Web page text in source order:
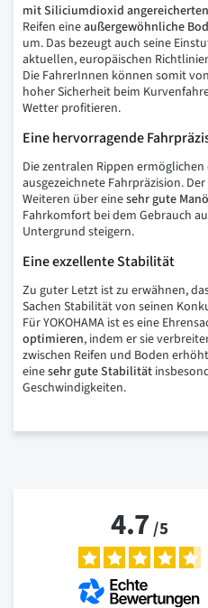
mitSiliciumdioxid angereicherten
Reifen eineaußergewöhnliche
um. Das bezeugt auch seine
aktuellen, europäischen
Die FahrerInnen können somit
hoher Sicherheit beim
Wetter profitieren.
Eine hervorragende
Die zentralen Rippen
ausgezeichnete Fahrpräzision. Der
Weiteren über einesehrgute
Fahrkomfort bei dem Gebrauch
Untergrund steigern.
Eine exzellente Stabilität
Zu guter Letzt ist zu erwähnen,
Sachen Stabilität von seinen
Für YOKOHAMA ist es eine
optimieren, indem er sie
zwischen Reifen und Boden
einesehrguteStabilität
Geschwindigkeiten.
4.7/5